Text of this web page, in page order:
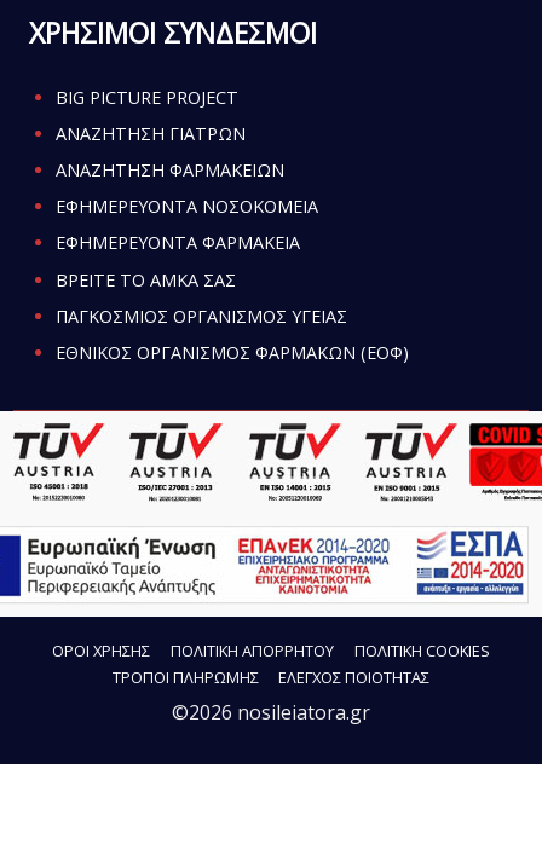
ΧΡΗΣΙΜΟΙ ΣΥΝΔΕΣΜΟΙ
BIG PICTURE PROJECT
ΑΝΑΖΗΤΗΣΗ ΓΙΑΤΡΩΝ
ΑΝΑΖΗΤΗΣΗ ΦΑΡΜΑΚΕΙΩΝ
ΕΦΗΜΕΡΕΥΟΝΤΑ ΝΟΣΟΚΟΜΕΙΑ
ΕΦΗΜΕΡΕΥΟΝΤΑ ΦΑΡΜΑΚΕΙΑ
ΒΡΕΙΤΕ ΤΟ ΑΜΚΑ ΣΑΣ
ΠΑΓΚΟΣΜΙΟΣ ΟΡΓΑΝΙΣΜΟΣ ΥΓΕΙΑΣ
ΕΘΝΙΚΟΣ ΟΡΓΑΝΙΣΜΟΣ ΦΑΡΜΑΚΩΝ (ΕΟΦ)
ΟΡΟΙ ΧΡΗΣΗΣ ΠΟΛΙΤΙΚΗ ΑΠΟΡΡΗΤΟΥ
ΠΟΛΙΤΙΚΗ COOKIES
ΤΡΟΠΟΙ ΠΛΗΡΩΜΗΣ
ΕΛΕΓΧΟΣ ΠΟΙΟΤΗΤΑΣ
©2026 nosileiatora.gr